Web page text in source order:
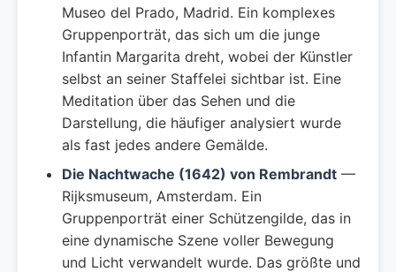
Museo del Prado, Madrid. Ein komplexes
Gruppenporträt, das sich um die junge
Infantin Margarita dreht, wobei der Künstler
selbst an seiner Staffelei sichtbar ist. Eine
Meditation über das Sehen und die
Darstellung, die häufiger analysiert wurde
als fast jedes andere Gemälde.
Die Nachtwache (1642) von Rembrandt —
Rijksmuseum, Amsterdam. Ein
Gruppenporträt einer Schützengilde, das in
eine dynamische Szene voller Bewegung
und Licht verwandelt wurde. Das größte und